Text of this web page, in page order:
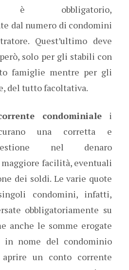
è obbligatorio,
dal numero di condomini
Quest’ultimo deve
solo per gli stabili con
famiglie mentre per gli
del tutto facoltativa.
condominialei
una corretta e
nel denaro
facilità, eventuali
dei soldi. Le varie quote
condomini, infatti,
obbligatoriamente su
anche le somme erogate
nome del condominio
aprire un conto corrente